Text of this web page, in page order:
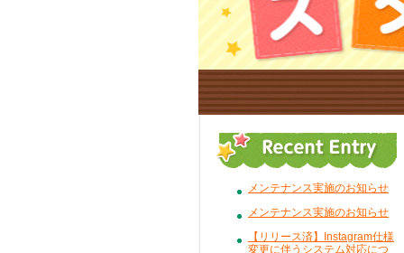
メンテナンス実施のお知らせ
メンテナンス実施のお知らせ
【リリース済】Instagram仕様
変更に伴うシステム対応につ